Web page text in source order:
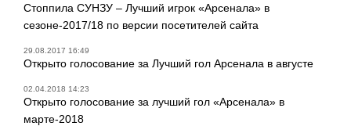
Стоппила СУНЗУ – Лучший игрок «Арсенала» в
сезоне-2017/18 по версии посетителей сайта
29.08.2017 16:49
Открыто голосование за Лучший гол Арсенала в августе
02.04.2018 14:23
Открыто голосование за лучший гол «Арсенала» в
марте-2018